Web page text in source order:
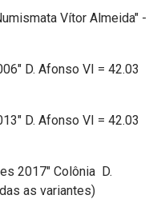
Vítor Almeida" -
D. Afonso VI = 42.03
D. Afonso VI = 42.03
2017" Colônia D.
as variantes)